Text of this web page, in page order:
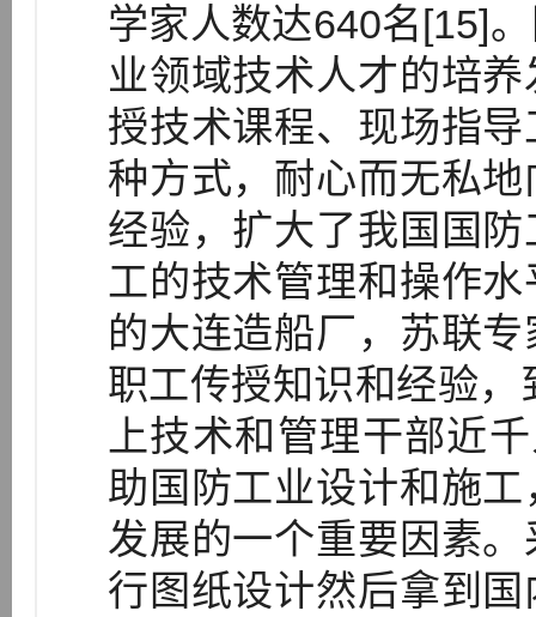
学家人数达640名[15]
业领域技术人才的培
授技术课程、现场指
种方式，耐心而无私
经验，扩大了我国国
工的技术管理和操作
的大连造船厂，苏联
职工传授知识和经验
上技术和管理干部近
助国防工业设计和施
发展的一个重要因素
行图纸设计然后拿到